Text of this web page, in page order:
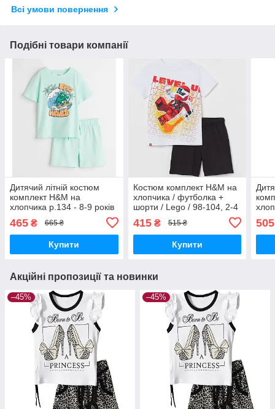
Всі умови повернення
Подібні товари компанії
Дитячий літній костюм
комплект H&M на
хлопчика р.134 - 8-9 років
465 ₴ 665 ₴
Купити
Костюм комплект H&M на
хлопчика / футболка +
шорти / Lego / 98-104, 2-4
415₴ 515 ₴
Купити
Акційні пропозиції та новинки
–45% –45%